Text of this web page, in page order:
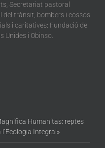
Secretariat pastoral
trànsit, bombers i cossos
i caritatives: Fundació de
Unides i Obinso.
Humanitas: reptes
Integral»